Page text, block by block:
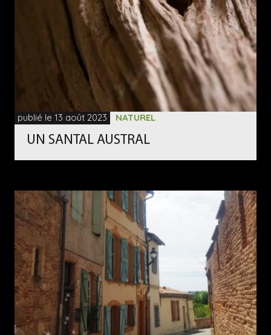
publié le 13 août 2023 NATUREL
UN SANTAL AUSTRAL